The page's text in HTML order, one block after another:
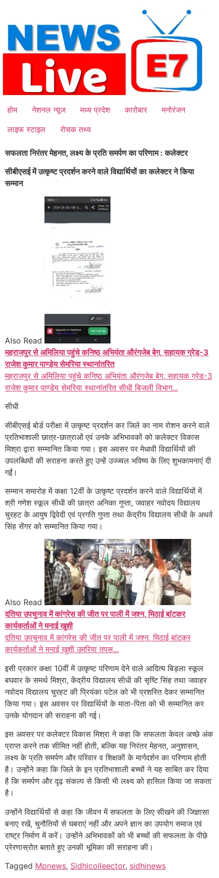
content
होम नेशनल न्यूज मध्य प्रदेश कारोबार
मनोरंजन
लाइफ स्टाइल
रोचक तथ्य
सफलता निरंतर मेहनत, लक्ष्य के प्रति समर्पण का परिणाम : कलेक्टर
सीबीएसई में उत्कृष्ट प्रदर्शन करने वाले विद्यार्थियों का कलेक्टर ने किया
सम्मान
Also Read
महराजपुर से अमिलिया पहुंचे कनिष्ठ अभियंता औरंगजेब बेग, सहायक ग्रेड-3
राजेश कुमार पाण्डेय सेमरिया स्थानांतरित
महराजपुर से अमिलिया पहुंचे कनिष्ठ अभियंता औरंगजेब बेग, सहायक ग्रेड-3
राजेश कुमार पाण्डेय सेमरिया स्थानांतरित सीधी बिजली विभाग...
सीधी
सीबीएसई बोर्ड परीक्षा में उत्कृष्ट प्रदर्शन कर जिले का नाम रोशन करने वाले
प्रतिभाशाली छात्र-छात्राओं एवं उनके अभिभावकों को कलेक्टर विकास
मिश्रा द्वारा सम्मानित किया गया। इस अवसर पर मेधावी विद्यार्थियों की
उपलब्धियों की सराहना करते हुए उन्हें उज्ज्वल भविष्य के लिए शुभकामनाएं दी
गईं।
सम्मान समारोह में कक्षा 12वीं के उत्कृष्ट प्रदर्शन करने वाले विद्यार्थियों में
श्री गणेश स्कूल सीधी की छात्रा अनिका गुप्ता, जवाहर नवोदय विद्यालय
चुरहट के आयुष द्विवेदी एवं प्रगति गुप्ता तथा केंद्रीय विद्यालय सीधी के अथर्व
सिंह सेंगर को सम्मानित किया गया।
Also Read
दतिया उपचुनाव में कांग्रेस की जीत पर पाली में जश्न, मिठाई बांटकर
कार्यकर्ताओं ने मनाई खुशी
दतिया उपचुनाव में कांग्रेस की जीत पर पाली में जश्न, मिठाई बांटकर
कार्यकर्ताओं ने मनाई खुशी उमरिया तपस...
इसी प्रकार कक्षा 10वीं में उत्कृष्ट परिणाम देने वाले आदित्य बिड़ला स्कूल
बघवार के समर्थ मिश्रा, केंद्रीय विद्यालय सीधी की सृष्टि सिंह तथा जवाहर
नवोदय विद्यालय चुरहट की प्रियंका पटेल को भी प्रशस्ति देकर सम्मानित
किया गया। इस अवसर पर विद्यार्थियों के माता-पिता को भी सम्मानित कर
उनके योगदान की सराहना की गई।
इस अवसर पर कलेक्टर विकास मिश्रा ने कहा कि सफलता केवल अच्छे अंक
प्राप्त करने तक सीमित नहीं होती, बल्कि यह निरंतर मेहनत, अनुशासन,
लक्ष्य के प्रति समर्पण और परिवार व शिक्षकों के मार्गदर्शन का परिणाम होती
है। उन्होंने कहा कि जिले के इन प्रतिभाशाली बच्चों ने यह साबित कर दिया
है कि समर्पण और दृढ़ संकल्प से किसी भी लक्ष्य को हासिल किया जा सकता
है।
उन्होंने विद्यार्थियों से कहा कि जीवन में सफलता के लिए सीखने की जिज्ञासा
बनाए रखें, चुनौतियों से घबराएं नहीं और अपने ज्ञान का उपयोग समाज एवं
राष्ट्र निर्माण में करें। उन्होंने अभिभावकों को भी बच्चों की सफलता के पीछे
प्रेरणास्रोत बताते हुए उनकी भूमिका की सराहना की।
Tagged Mpnews, Sidhicolleector, sidhinews